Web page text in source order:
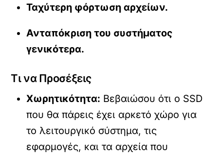
Ταχύτερη φόρτωση αρχείων.
Ανταπόκριση του συστήματος
γενικότερα.
Τι να Προσέξεις
Χωρητικότητα: Βεβαιώσου ότι ο SSD
που θα πάρεις έχει αρκετό χώρο για
το λειτουργικό σύστημα, τις
εφαρμογές, και τα αρχεία που